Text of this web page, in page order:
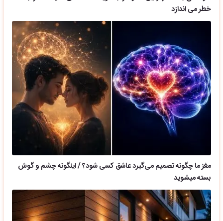
خطر می اندازد
مغز ما چگونه تصمیم می‌گیرد عاشق کسی شود؟ / اینگونه چشم و گوش
بسته میشوید